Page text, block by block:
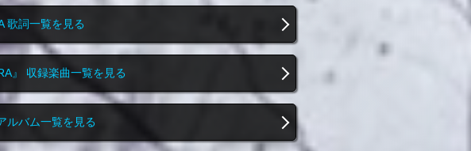
歌詞一覧を見る
』 収録楽曲一覧を見る
ルバム一覧を見る